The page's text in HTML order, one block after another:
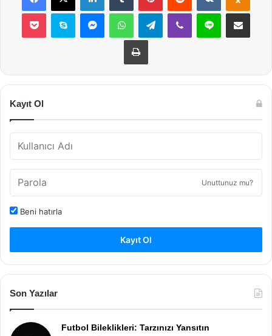
Pocket Skype MessengerWhatsAppTelegramViber Line E-Posta ile
Yazdır
Kayıt Ol
Unuttunuz mu?
Beni hatırla
Kayıt Ol
Son Yazılar
Futbol Bileklikleri: Tarzınızı Yansıtın